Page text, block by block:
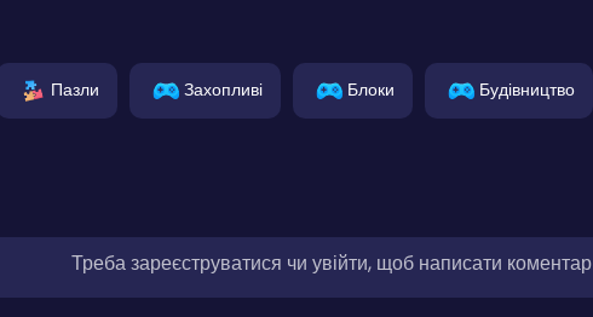
Пазли Захопливі Блоки Будівництво
Треба зареєструватися чи увійти, щоб написати коментар